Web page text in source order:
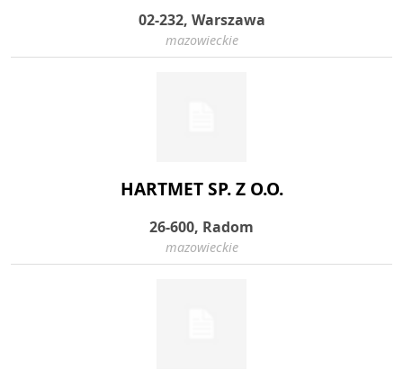
02-232, Warszawa
mazowieckie
HARTMET SP. Z O.O.
26-600, Radom
mazowieckie